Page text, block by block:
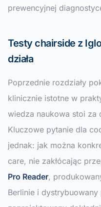
prewencyjnej
Testy chairside z
działa
Poprzednie rozdziały
klinicznie istotne w
wiedza naukowa stoi za
Kluczowe pytanie dla
jednak: jak można
care, nie zakłócając
Pro Reader,
Berlinie i dystrybuowany